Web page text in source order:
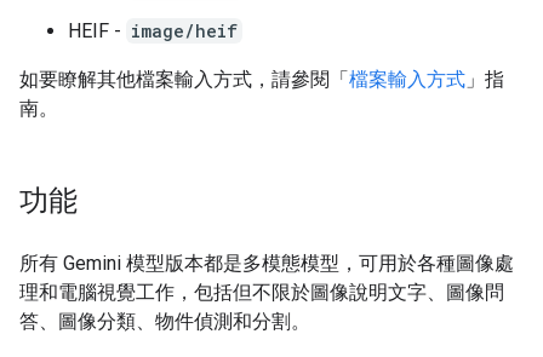
HEIF - image/heif
如要瞭解其他檔案輸入方式，請參閱「檔案輸入方式 」指
南。
功能
所有 Gemini 模型版本都是多模態模型，可用於各種圖像處
理和電腦視覺工作，包括但不限於圖像說明文字、圖像問
答、圖像分類、物件偵測和分割。